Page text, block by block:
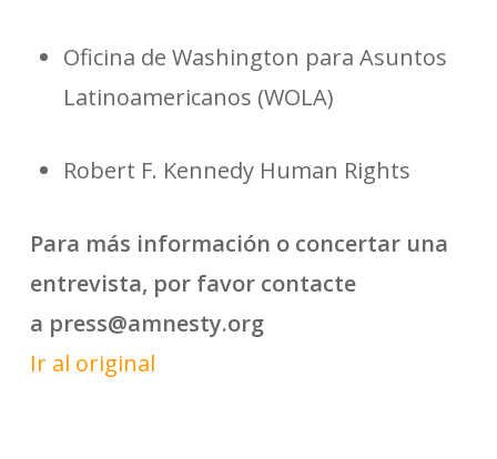
Oficina de Washington para Asuntos
Latinoamericanos (WOLA)
Robert F. Kennedy Human Rights
Para más información o concertar una
entrevista, por favor contacte
a press@amnesty.org
Ir al original